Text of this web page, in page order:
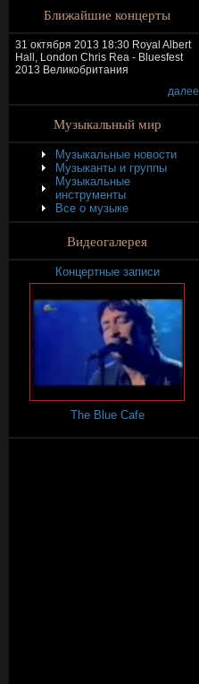
Ближайшие концерты
31 октября 2013 18:30 Royal Albert
Hall, London Chris Rea - Bluesfest
2013 Великобритания
далее
Музыкальный мир
Музыкальные новости
Музыканты и группы
Музыкальные
инструменты
Все о музыке
Видеогалерея
Концертные записи
The Blue Cafe